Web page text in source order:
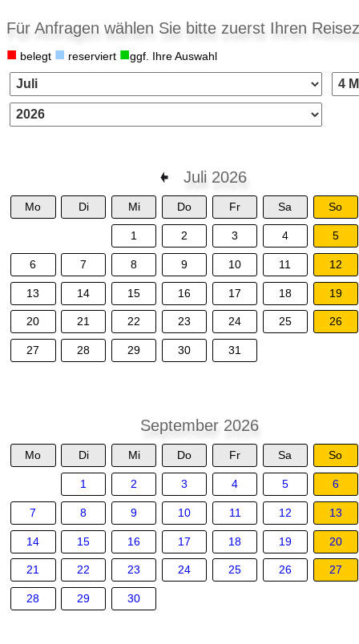
Für Anfragen wählen Sie bitte zuerst Ihren
■ belegt ■ reserviert ■ggf. Ihre Auswahl
Juli 2026
Mo Di Mi Do Fr Sa So
1 2 3 4 5
6 7 8 9 10 11 12
13 14 15 16 17 18 19
20 21 22 23 24 25 26
27 28 29 30 31
September 2026
Mo Di Mi Do Fr Sa So
1 2 3 4 5 6
7 8 9 10 11 12 13
14 15 16 17 18 19 20
21 22 23 24 25 26 27
28 29 30